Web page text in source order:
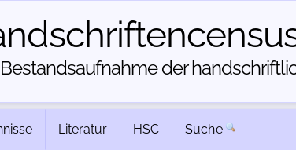
der
Literatur HSC Suche